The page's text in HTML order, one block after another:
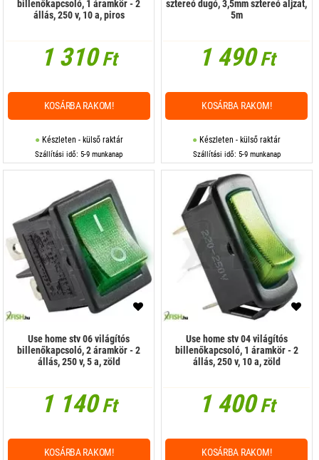
billenőkapcsoló, 1 áramkör - 2
állás, 250 v, 10 a, piros
1 310Ft
Készleten - külső raktár
Szállítási idő: 5-9 munkanap
KOSÁRBA RAKOM!
sztereó dugó, 3,5mm sztereó aljzat,
5m
1 490Ft
Készleten - külső raktár
Szállítási idő: 5-9 munkanap
KOSÁRBA RAKOM!
Use home stv 06 világítós
billenőkapcsoló, 2 áramkör - 2
állás, 250 v, 5 a, zöld
1 140Ft
KOSÁRBA RAKOM!
Use home stv 04 világítós
billenőkapcsoló, 1 áramkör - 2
állás, 250 v, 10 a, zöld
1 400Ft
KOSÁRBA RAKOM!